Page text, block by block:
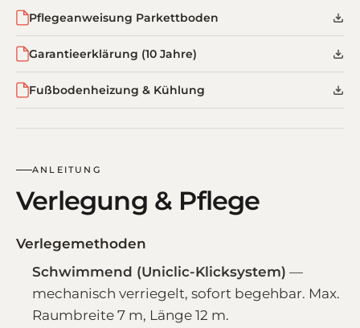
Pflegeanweisung Parkettboden
Garantieerklärung (10 Jahre)
Fußbodenheizung & Kühlung
ANLEITUNG
Verlegung & Pflege
Verlegemethoden
Schwimmend (Uniclic-Klicksystem) —
mechanisch verriegelt, sofort begehbar. Max.
Raumbreite 7 m, Länge 12 m.